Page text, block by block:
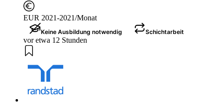
EUR 2021-2021/Monat
Keine Ausbildung notwendig Schichtarbeit
vor etwa 12 Stunden